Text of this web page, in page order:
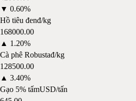
▼ 0.60%
Hồ tiêu đenđ/kg
168000.00
▲ 1.20%
Cà phê Robustađ/kg
128500.00
▲ 3.40%
Gạo 5% tấmUSD/tấn